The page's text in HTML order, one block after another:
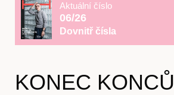
Aktuální číslo
06/26
Dovnitř čísla
KONEC KONCŮ